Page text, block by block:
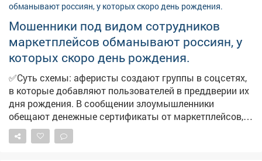
Мошенники под видом сотрудников
маркетплейсов обманывают россиян, у
которых скоро день рождения.
✅Суть схемы: аферисты создают группы в соцсетях,
в которые добавляют пользователей в преддверии их
дня рождения. В сообщении злоумышленники
обещают денежные сертификаты от маркетплейсов,
технику и туристические поездки по случаю
праздника. Мошенники торопят, якобы акция